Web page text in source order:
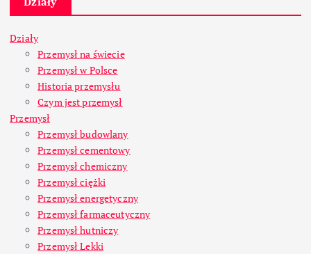
Działy
Przemysł na świecie
Przemysł w Polsce
Historia przemysłu
Czym jest przemysł
Przemysł
Przemysł budowlany
Przemysł cementowy
Przemysł chemiczny
Przemysł ciężki
Przemysł energetyczny
Przemysł farmaceutyczny
Przemysł hutniczy
Przemysł Lekki